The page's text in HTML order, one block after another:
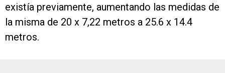
existía previamente, aumentando las medidas de
la misma de 20 x 7,22 metros a 25.6 x 14.4
metros.